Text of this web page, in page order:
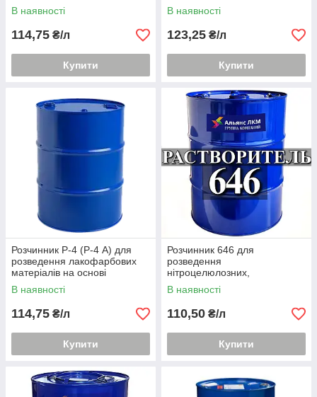
В наявності
114,75 ₴/л
Купити
В наявності
123,25 ₴/л
Купити
Розчинник Р-4 (Р-4 А) для
розведення лакофарбових
матеріалів на основі
полівінілхлоридних смол
В наявності
114,75 ₴/л
Купити
Розчинник 646 для
розведення
нітроцелюлозних,
гліфталевих,
меланіноамідних, акрилових
В наявності
110,50 ₴/л
Купити